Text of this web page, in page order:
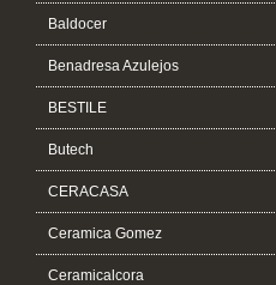
Baldocer
Benadresa Azulejos
BESTILE
Butech
CERACASA
Ceramica Gomez
Ceramicalcora